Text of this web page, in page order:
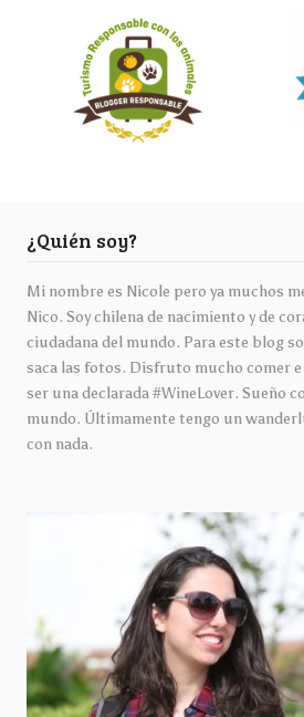
¿Quién soy?
Mi nombre es Nicole pero ya muchos
Nico. Soy chilena de nacimiento y de
ciudadana del mundo. Para este blog
saca las fotos. Disfruto mucho comer
ser una declarada #WineLover. Sueño
mundo. Últimamente tengo un
con nada.